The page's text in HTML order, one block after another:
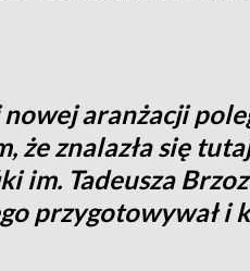
aranżacji
że znalazła się
im. Tadeusza
przygotowywał i